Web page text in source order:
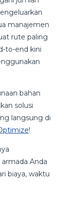
manajemen
rute paling
to-end kini
bahan
solusi
langsung di
!
Anda
biaya, waktu